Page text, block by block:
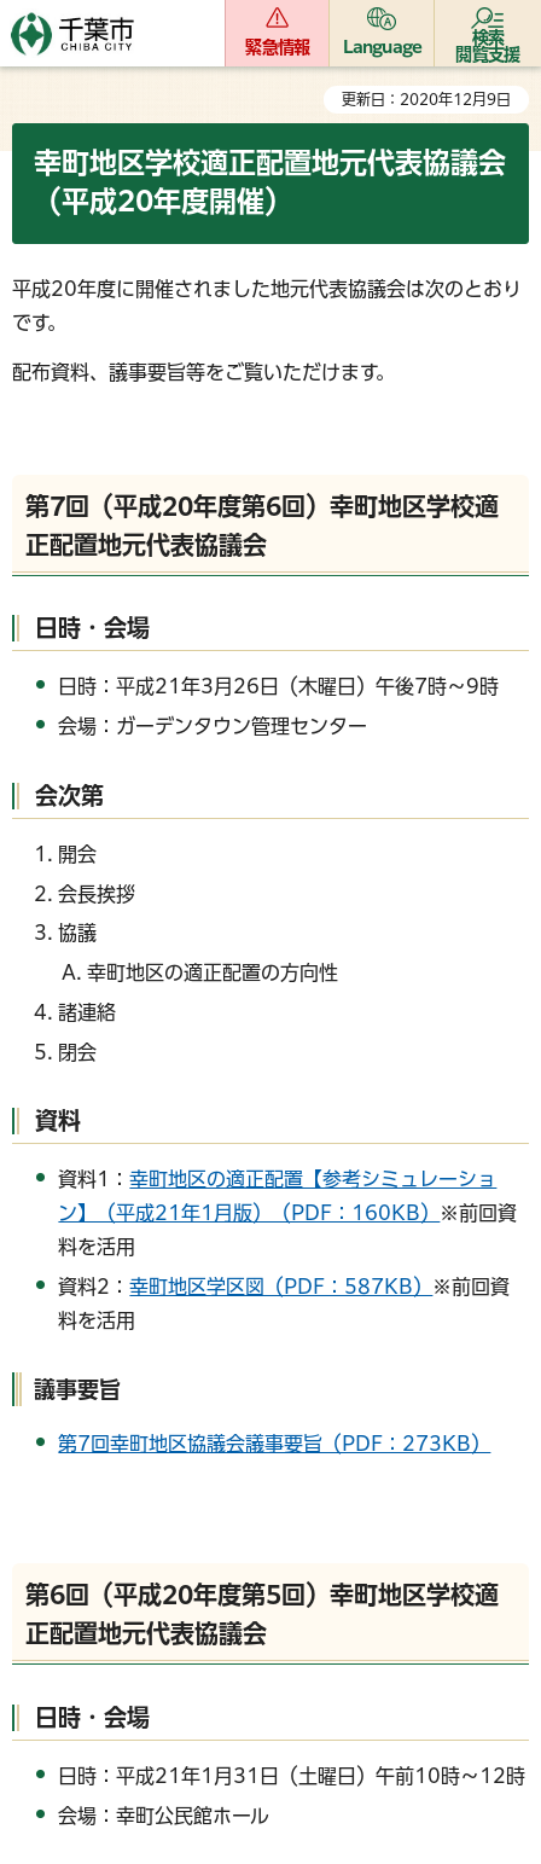
緊急情報 Language
検索
閲覧支援
更新日：2020年12月9日
幸町地区学校適正配置地元代表協議会
（平成20年度開催）
平成20年度に開催されました地元代表協議会は次のとおり
です。
配布資料、議事要旨等をご覧いただけます。
第7回（平成20年度第6回）幸町地区学校適
正配置地元代表協議会
日時・会場
日時：平成21年3月26日（木曜日）午後7時～9時
会場：ガーデンタウン管理センター
会次第
開会
会長挨拶
協議
幸町地区の適正配置の方向性
諸連絡
閉会
資料
資料1：幸町地区の適正配置【参考シミュレーショ
ン】（平成21年1月版）（PDF：160KB）
※前回資
料を活用
資料2：幸町地区学区図（PDF：587KB）
※前回資
料を活用
議事要旨
第7回幸町地区協議会議事要旨（PDF：273KB）
第6回（平成20年度第5回）幸町地区学校適
正配置地元代表協議会
日時・会場
日時：平成21年1月31日（土曜日）午前10時～12時
会場：幸町公民館ホール